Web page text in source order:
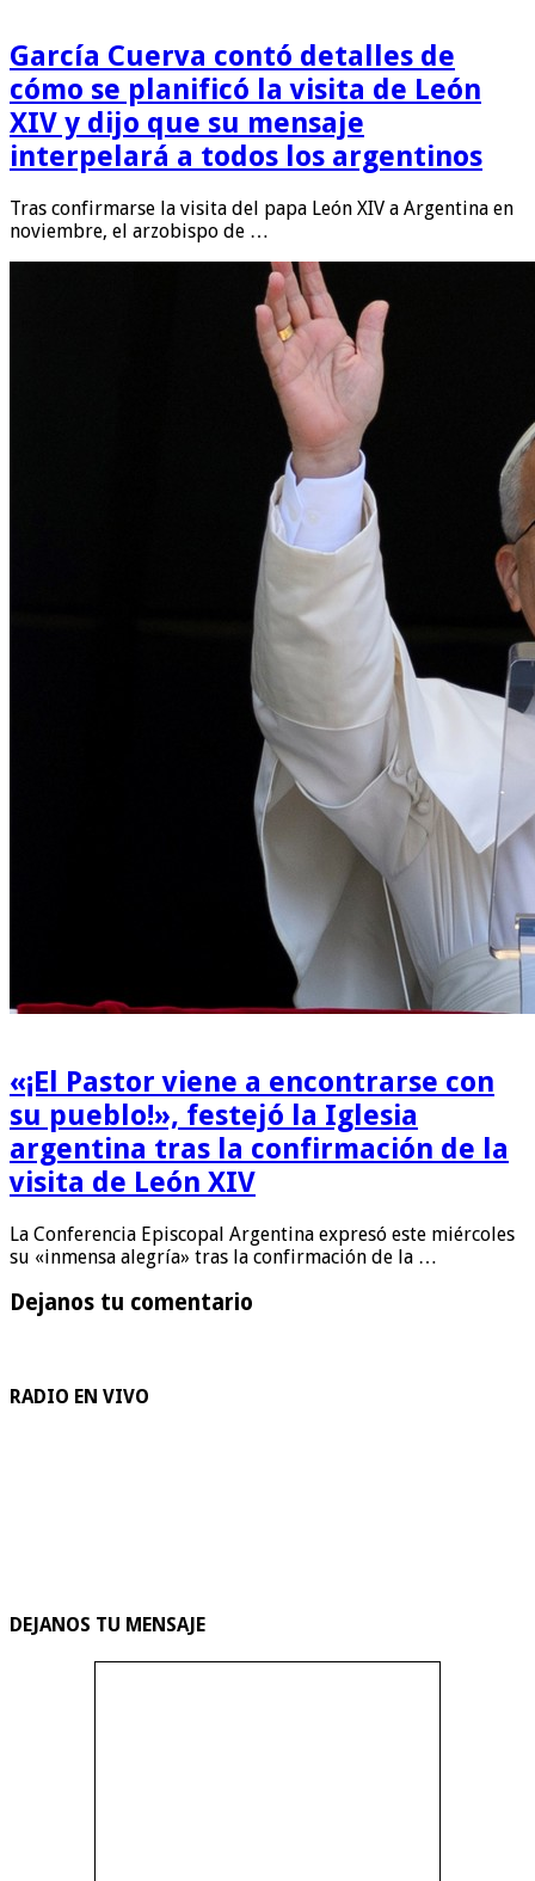
García Cuerva contó detalles de
cómo se planificó la visita de León
XIV y dijo que su mensaje
interpelará a todos los argentinos
Tras confirmarse la visita del papa León XIV a Argentina en
noviembre, el arzobispo de …
«¡El Pastor viene a encontrarse con
su pueblo!», festejó la Iglesia
argentina tras la confirmación de la
visita de León XIV
La Conferencia Episcopal Argentina expresó este miércoles
su «inmensa alegría» tras la confirmación de la …
Dejanos tu comentario
RADIO EN VIVO
DEJANOS TU MENSAJE